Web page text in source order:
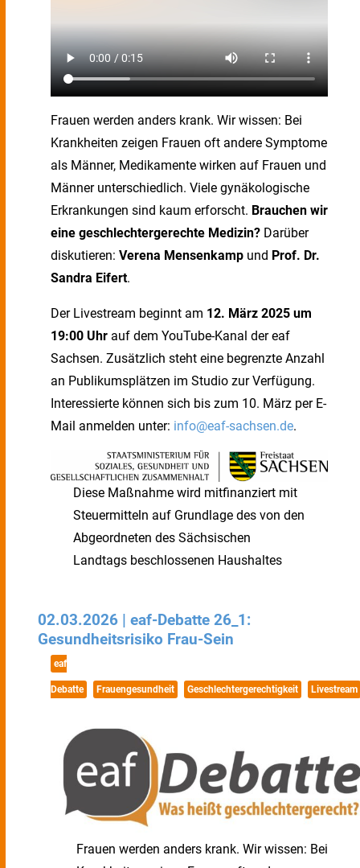
Frauen werden anders krank. Wir wissen: Bei
Krankheiten zeigen Frauen oft andere Symptome
als Männer, Medikamente wirken auf Frauen und
Männer unterschiedlich. Viele gynäkologische
Erkrankungen sind kaum erforscht. Brauchen wir
eine geschlechtergerechte Medizin? Darüber
diskutieren: Verena Mensenkamp und Prof. Dr.
Sandra Eifert.
Der Livestream beginnt am 12. März 2025 um
19:00 Uhr auf dem YouTube-Kanal der eaf
Sachsen. Zusätzlich steht eine begrenzte Anzahl
an Publikumsplätzen im Studio zur Verfügung.
Interessierte können sich bis zum 10. März per E-
Mail anmelden unter: info@eaf-sachsen.de.
Diese Maßnahme wird mitfinanziert mit
Steuermitteln auf Grundlage des von den
Abgeordneten des Sächsischen
Landtags beschlossenen Haushaltes
02.03.2026 | eaf-Debatte 26_1:
Gesundheitsrisiko Frau-Sein
eaf
Debatte Frauengesundheit Geschlechtergerechtigkeit Livestream
Frauen werden anders krank. Wir wissen: Bei